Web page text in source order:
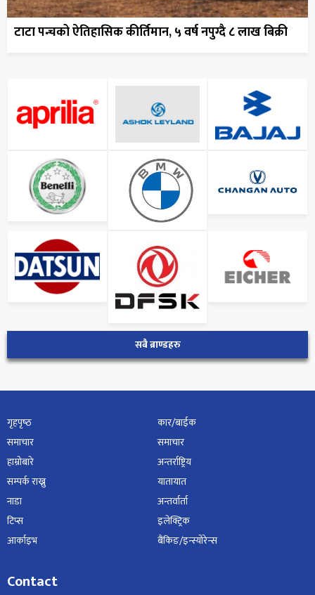
टाटा पन्चको ऐतिहासिक कीर्तिमान, ५ वर्ष नपुग्दै ८ लाख बिक्री
सबै ब्राण्डहरु
गृहपृष्‍ठ
समाचार
हाम्रोबारे
सम्पर्क राख्नु
नाडा
टिप्स
आर्काइभ
कार/बाईक
समाचार
अन्तर्राष्ट्रिय
यातायात
अन्तर्वार्ता
इलेक्ट्रिक
बैंकिङ/इन्स्योरेन्स
Contact